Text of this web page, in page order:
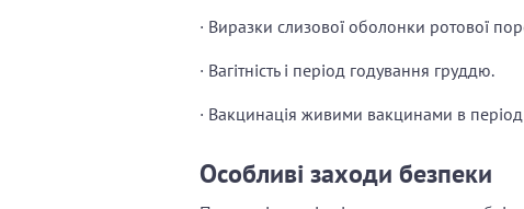
· Виразки слизової оболонки ротової
· Вагітність і період годування груддю.
· Вакцинація живими вакцинами в
Особливі заходи безпеки